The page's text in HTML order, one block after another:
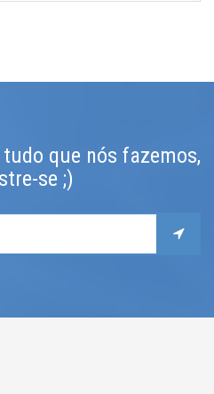
que nós fazemos,
se ;)